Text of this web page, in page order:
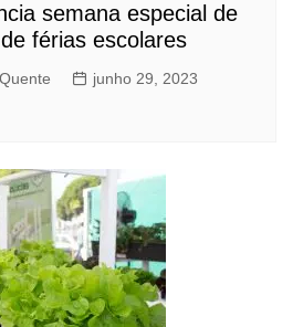
semana especial de
férias escolares
junho 29, 2023